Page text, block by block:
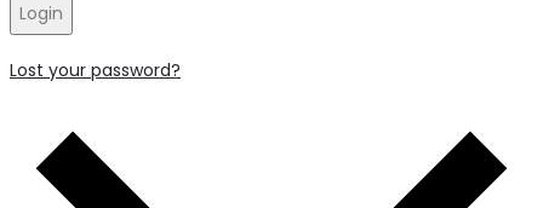
Login
Lost your password?